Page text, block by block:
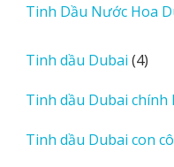
Tinh Dầu Nước Hoa
Tinh dầu Dubai 44
Tinh dầu Dubai chính
Tinh dầu Dubai con